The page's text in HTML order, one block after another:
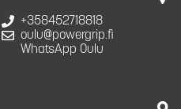
+358452718818
oulu@powergrip.fi
WhatsApp Oulu